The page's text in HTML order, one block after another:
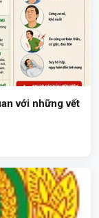
với những vết